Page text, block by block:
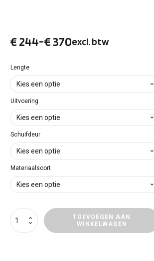
€ 244-€370
Prijsklasse:
€ 244
tot
€ 370
excl. btw
Lengte
Uitvoering
Schuifdeur
Materiaalsoort
Vloerpanelen
Opel
TOEVOEGEN AAN
WINKELWAGEN